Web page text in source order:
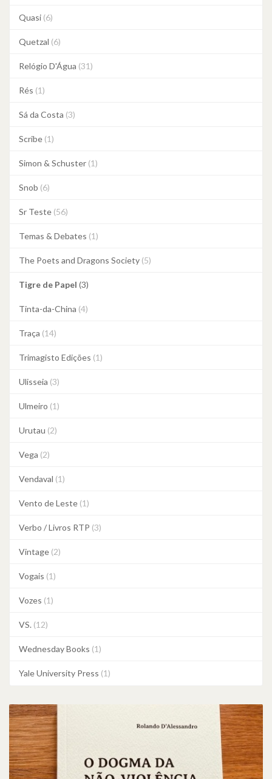
Quasi (6)
Quetzal (6)
Relógio D'Água (31)
Rés (1)
Sá da Costa (3)
Scribe (1)
Simon & Schuster (1)
Snob (6)
Sr Teste (56)
Temas & Debates (1)
The Poets and Dragons Society (5)
Tigre de Papel (3)
Tinta-da-China (4)
Traça (14)
Trimagisto Edições (1)
Ulisseia (3)
Ulmeiro (1)
Urutau (2)
Vega (2)
Vendaval (1)
Vento de Leste (1)
Verbo / Livros RTP (3)
Vintage (2)
Vogais (1)
Vozes (1)
VS. (12)
Wednesday Books (1)
Yale University Press (1)